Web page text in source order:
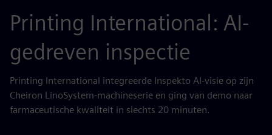
Printing International: AI-
gedreven inspectie
Printing International integreerde Inspekto AI-visie op zijn
Cheiron LinoSystem-machineserie en ging van demo naar
farmaceutische kwaliteit in slechts 20 minuten.